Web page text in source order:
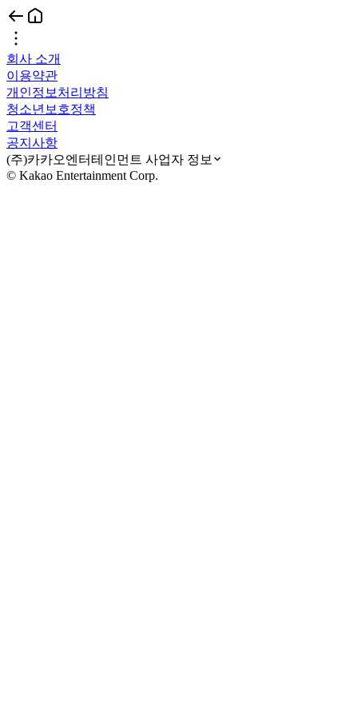
회사 소개
이용약관
개인정보처리방침
청소년보호정책
고객센터
공지사항
(주)카카오엔터테인먼트 사업자 정보
© Kakao Entertainment Corp.